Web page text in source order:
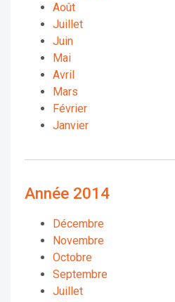
Août
Juillet
Juin
Mai
Avril
Mars
Février
Janvier
Année 2014
Décembre
Novembre
Octobre
Septembre
Juillet